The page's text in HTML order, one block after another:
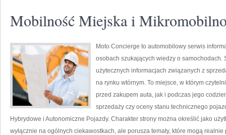
Mobilność Miejska i
Moto Concierge to automobilowy serwis
osobach szukających wiedzy o samochodach.
użytecznych informacjach związanych z
na rynku wtórnym. To miejsce, w którym
przed zakupem auta, jak i podczas jego
sprzedaży czy oceny stanu technicznego
Hybrydowe i Autonomiczne Pojazdy. Charakter strony można określić jako
wyłącznie na ogólnych ciekawostkach, ale porusza tematy, które mogą